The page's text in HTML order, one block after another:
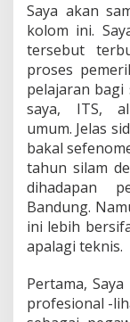
Saya akan
kolom ini.
tersebut
proses
pelajaran bagi
saya, ITS,
umum. Jelas
bakal
tahun silam
dihadapan
Bandung.
ini lebih
apalagi teknis.
Pertama,
profesional -